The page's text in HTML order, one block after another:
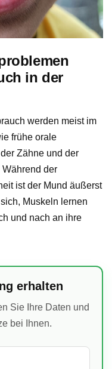
in der
werden meist im
frühe orale
Zähne und der
der
ist der Mund äußerst
Muskeln lernen
und nach an ihre
erhalten
Sie Ihre Daten und
bei Ihnen.